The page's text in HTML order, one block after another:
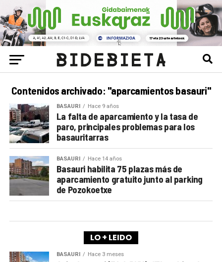
Contenidos archivado: "aparcamientos basauri"
BASAURI Hace 9 años
La falta de aparcamiento y la tasa de
paro, principales problemas para los
basauritarras
BASAURI Hace 14 años
Basauri habilita 75 plazas más de
aparcamiento gratuito junto al parking
de Pozokoetxe
LO + LEIDO
BASAURI Hace 3 meses